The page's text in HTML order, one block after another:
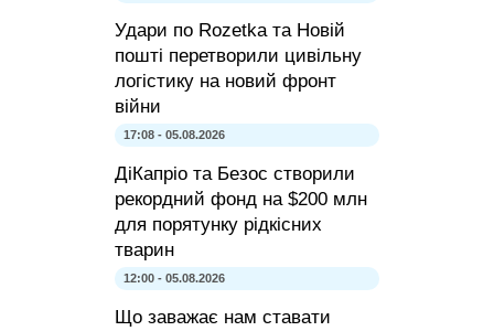
Удари по Rozetka та Новій
пошті перетворили цивільну
логістику на новий фронт
війни
17:08 - 05.08.2026
ДіКапріо та Безос створили
рекордний фонд на $200 млн
для порятунку рідкісних
тварин
12:00 - 05.08.2026
Що заважає нам ставати